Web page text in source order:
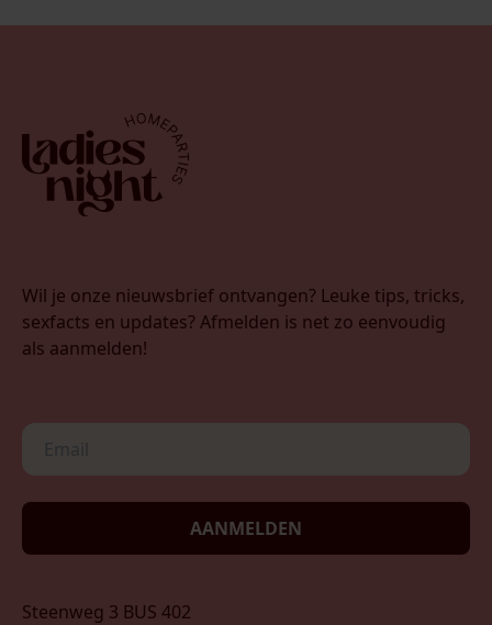
Wil je onze nieuwsbrief ontvangen? Leuke tips, tricks,
sexfacts en updates? Afmelden is net zo eenvoudig
als aanmelden!
AANMELDEN
Steenweg 3 BUS 402